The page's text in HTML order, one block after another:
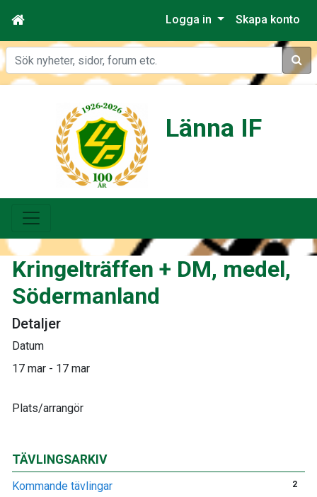
Logga in Skapa konto
Sök
Länna IF
TÄVLINGSARKIV
Kommande tävlingar 2
Kringelträffen + DM, medel,
Södermanland
Detaljer
Datum
17 mar - 17 mar
Plats/arrangör